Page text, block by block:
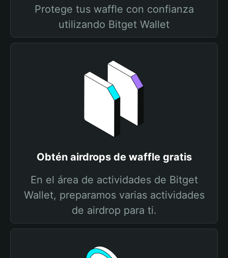
Protege tus waffle con confianza
utilizando Bitget Wallet
Obtén airdrops de waffle gratis
En el área de actividades de Bitget
Wallet, preparamos varias actividades
de airdrop para ti.